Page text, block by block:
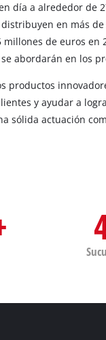
día a alrededor de
en más
de euros
abordarán en los
productos
y ayudar a
sólida actuación